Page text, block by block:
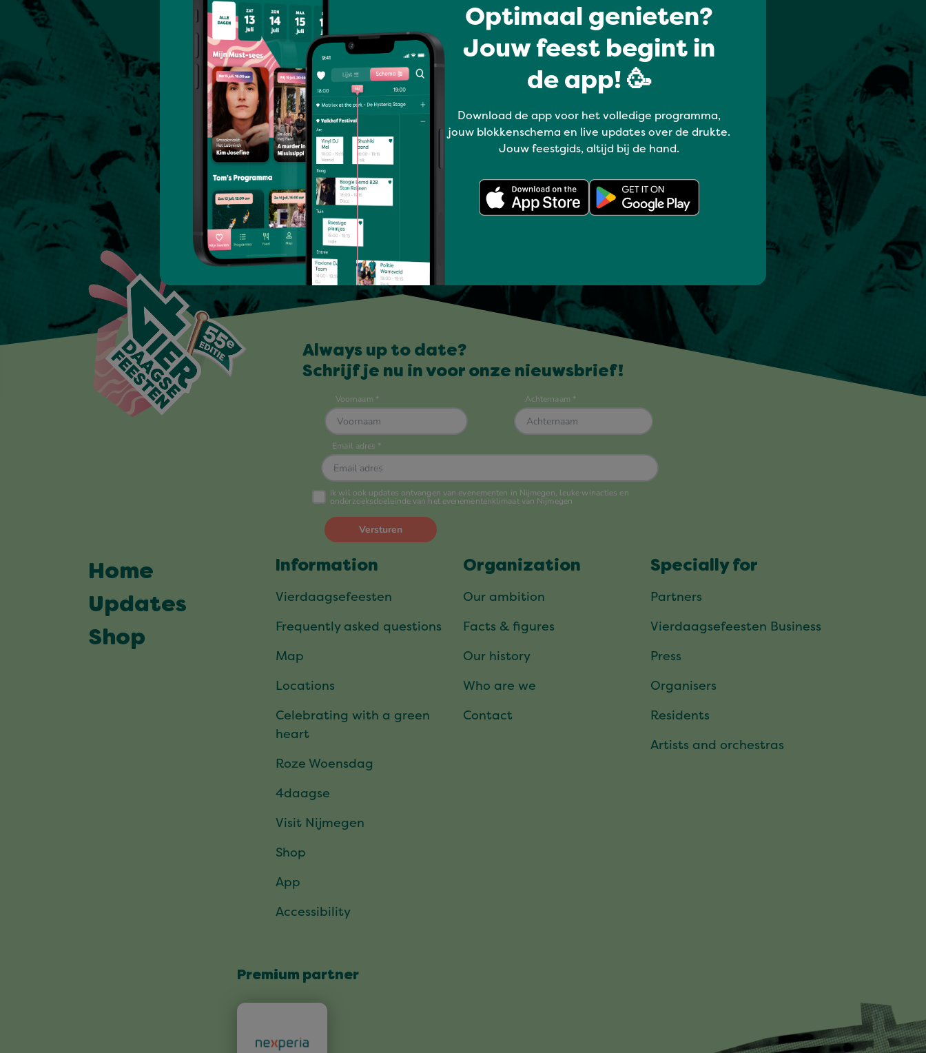
Optimaal genieten?
Jouw feest begint in
de app! 🥳
Download de app voor het volledige programma,
jouw blokkenschema en live updates over de drukte.
Jouw feestgids, altijd bij de hand.
Always up to date?
Schrijf je nu in voor onze nieuwsbrief!
Home
Updates
Shop
Information
Vierdaagsefeesten
Frequently asked questions
Map
Locations
Celebrating with a green
heart
Roze Woensdag
4daagse
Visit Nijmegen
Shop
App
Accessibility
Organization
Our ambition
Facts & figures
Our history
Who are we
Contact
Specially for
Partners
Vierdaagsefeesten Business
Press
Organisers
Residents
Artists and orchestras
Premium partner